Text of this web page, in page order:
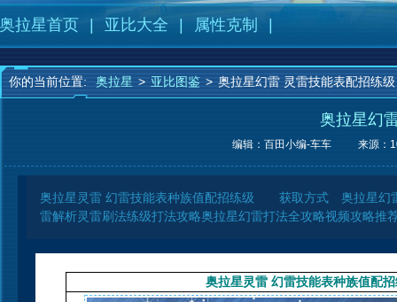
奥拉星首页 亚比大全 属性克制
你的当前位置: 奥拉星 > 亚比图鉴 > 奥拉星幻雷 灵雷技能表配招练级
奥拉星幻
编辑：百田小编-车车 来源：
奥拉星灵雷 幻雷技能表种族值配招练级 获取方式 奥拉星幻
雷解析灵雷刷法练级打法攻略奥拉星幻雷打法全攻略视频攻略推
奥拉星灵雷 幻雷技能表种族值配